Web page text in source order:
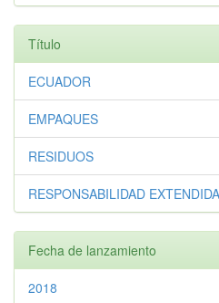
Título
ECUADOR
EMPAQUES
RESIDUOS
RESPONSABILIDAD
Fecha de lanzamiento
2018